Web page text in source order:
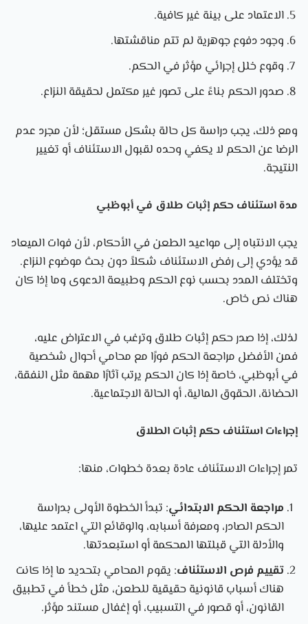
الاعتماد على بينة غير كافية.
وجود دفوع جوهرية لم تتم مناقشتها.
وقوع خلل إجرائي مؤثر في الحكم.
صدور الحكم بناءً على تصور غير مكتمل لحقيقة النزاع.
ومع ذلك، يجب دراسة كل حالة بشكل مستقل؛ لأن مجرد عدم
الرضا عن الحكم لا يكفي وحده لقبول الاستئناف أو تغيير
النتيجة.
مدة استئناف حكم إثبات طلاق في أبوظبي
يجب الانتباه إلى مواعيد الطعن في الأحكام، لأن فوات الميعاد
قد يؤدي إلى رفض الاستئناف شكلاً دون بحث موضوع النزاع.
وتختلف المدد بحسب نوع الحكم وطبيعة الدعوى وما إذا كان
هناك نص خاص.
لذلك، إذا صدر حكم إثبات طلاق وترغب في الاعتراض عليه،
فمن الأفضل مراجعة الحكم فورًا مع محامي أحوال شخصية
في أبوظبي، خاصة إذا كان الحكم يرتب آثارًا مهمة مثل النفقة،
الحضانة، الحقوق المالية، أو الحالة الاجتماعية.
إجراءات استئناف حكم إثبات الطلاق
تمر إجراءات الاستئناف عادة بعدة خطوات، منها:
مراجعة الحكم الابتدائي: تبدأ الخطوة الأولى بدراسة
الحكم الصادر، ومعرفة أسبابه، والوقائع التي اعتمد عليها،
والأدلة التي قبلتها المحكمة أو استبعدتها.
تقييم فرص الاستئناف: يقوم المحامي بتحديد ما إذا كانت
هناك أسباب قانونية حقيقية للطعن، مثل خطأ في تطبيق
القانون، أو قصور في التسبيب، أو إغفال مستند مؤثر.